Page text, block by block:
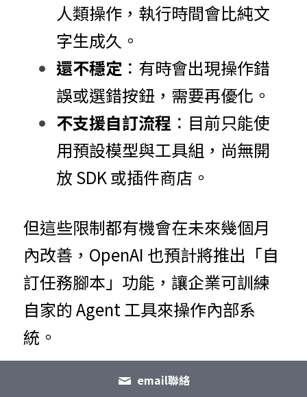
人類操作，執行時間會比純文
字生成久。
還不穩定 ：有時會出現操作錯
誤或選錯按鈕，需要再優化。
不支援自訂流程 ：目前只能使
用預設模型與工具組，尚無開
放 SDK 或插件商店。
但這些限制都有機會在未來幾個月
內改善，OpenAI 也預計將推出「自
訂任務腳本」功能，讓企業可訓練
自家的 Agent 工具來操作內部系
統。
email聯絡